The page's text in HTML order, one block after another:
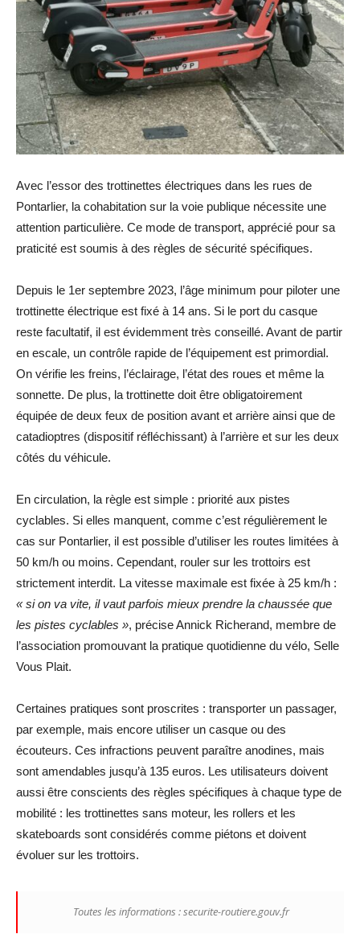
Avec l’essor des trottinettes électriques dans les rues de
Pontarlier, la cohabitation sur la voie publique nécessite une
attention particulière. Ce mode de transport, apprécié pour sa
praticité est soumis à des règles de sécurité spécifiques.
Depuis le 1er septembre 2023, l’âge minimum pour piloter une
trottinette électrique est fixé à 14 ans. Si le port du casque
reste facultatif, il est évidemment très conseillé. Avant de partir
en escale, un contrôle rapide de l’équipement est primordial.
On vérifie les freins, l’éclairage, l’état des roues et même la
sonnette. De plus, la trottinette doit être obligatoirement
équipée de deux feux de position avant et arrière ainsi que de
catadioptres (dispositif réfléchissant) à l’arrière et sur les deux
côtés du véhicule.
En circulation, la règle est simple : priorité aux pistes
cyclables. Si elles manquent, comme c’est régulièrement le
cas sur Pontarlier, il est possible d’utiliser les routes limitées à
50 km/h ou moins. Cependant, rouler sur les trottoirs est
strictement interdit. La vitesse maximale est fixée à 25 km/h :
« si on va vite, il vaut parfois mieux prendre la chaussée que
les pistes cyclables », précise Annick Richerand, membre de
l’association promouvant la pratique quotidienne du vélo, Selle
Vous Plait.
Certaines pratiques sont proscrites : transporter un passager,
par exemple, mais encore utiliser un casque ou des
écouteurs. Ces infractions peuvent paraître anodines, mais
sont amendables jusqu’à 135 euros. Les utilisateurs doivent
aussi être conscients des règles spécifiques à chaque type de
mobilité : les trottinettes sans moteur, les rollers et les
skateboards sont considérés comme piétons et doivent
évoluer sur les trottoirs.
Toutes les informations : securite-routiere.gouv.fr